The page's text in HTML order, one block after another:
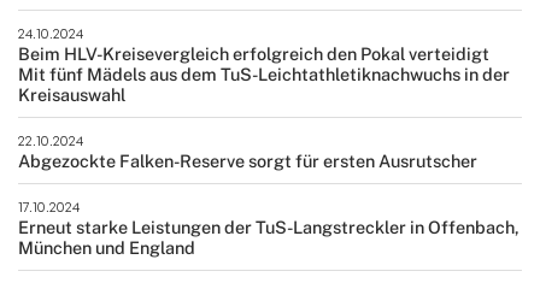
24.10.2024
Beim HLV-Kreisevergleich erfolgreich den Pokal verteidigt
Mit fünf Mädels aus dem TuS-Leichtathletiknachwuchs in der
Kreisauswahl
22.10.2024
Abgezockte Falken-Reserve sorgt für ersten Ausrutscher
17.10.2024
Erneut starke Leistungen der TuS-Langstreckler in Offenbach,
München und England